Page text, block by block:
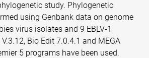
study. Phylogenetic
using Genbank data on genome
virus isolates and 9 EBLV-1
Bio Edit 7.0.4.1 and MEGA
5 programs have been used.